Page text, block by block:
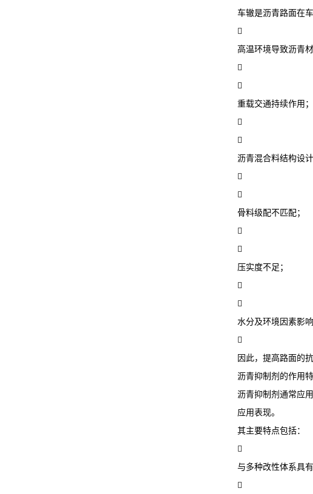
车辙是沥青路面在

高温环境导致沥青材


重载交通持续作用；


沥青混合料结构设计


骨料级配不匹配；


压实度不足；


水分及环境因素影响

因此，提高路面的
沥青抑制剂的作用
沥青抑制剂通常应
应用表现。
其主要特点包括：

与多种改性体系具
